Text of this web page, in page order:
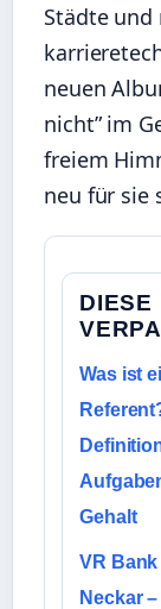
Städte und
neuen
nicht” im
freiem
neu für sie
DIESE
Was ist
Gehalt
VR
Neckar